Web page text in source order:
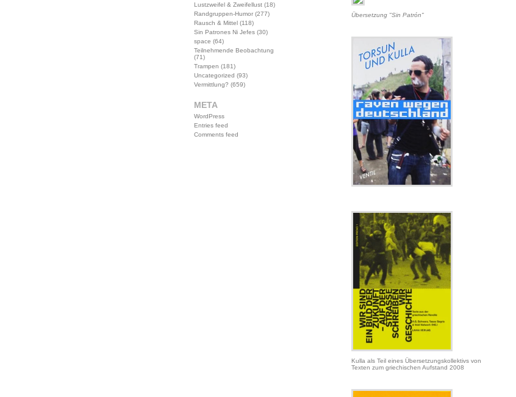
Lustzweifel & Zweifellust(18)
Randgruppen-Humor(277)
Rausch & Mittel(118)
Sin Patrones Ni Jefes(30)
space (64)
Teilnehmende Beobachtung
(71)
Trampen (181)
Uncategorized (93)
Vermittlung? (659)
META
WordPress
Entries feed
Comments feed
Übersetzung "Sin Patrón"
Kulla als Teil eines Übersetzungskollektivs von
Texten zum griechischen Aufstand 2008